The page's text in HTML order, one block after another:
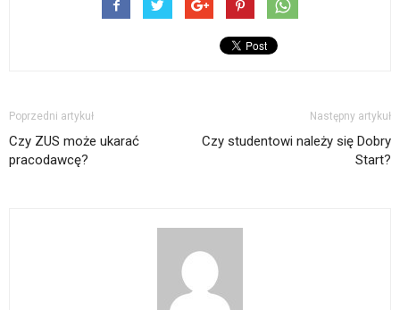
Poprzedni artykuł
Czy ZUS może ukarać
pracodawcę?
Następny artykuł
Czy studentowi należy się Dobry
Start?